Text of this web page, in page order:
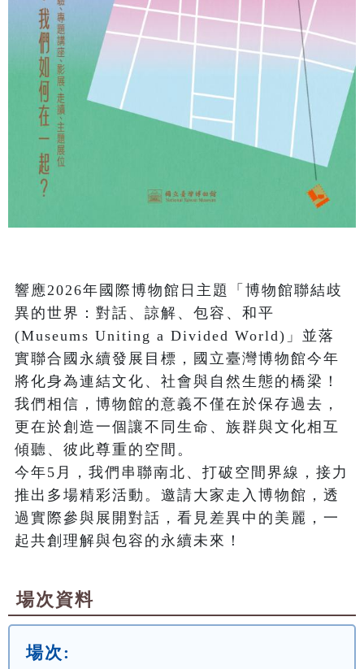
響應2026年國際博物館日主題「博物館聯結歧
異的世界：對話、諒解、包容、和平
(Museums Uniting a Divided World)」並落
實聯合國永續發展目標，國立臺灣博物館今年
將化身為連結文化、社會與自然生態的橋梁！
我們相信，博物館的意義不僅在於保存過去，
更在於創造一個讓不同生命、族群與文化相互
傾聽、彼此尊重的空間。
今年5月，我們串聯南北、打破空間界線，接力
推出多場精彩活動。邀請大家走入博物館，透
過實際參與展開對話，看見差異中的美麗，一
起共創理解與包容的永續未來！
場次資料
場次: